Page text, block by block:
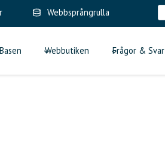
Webbsprångrulla
Webbutiken Frågor & Svar